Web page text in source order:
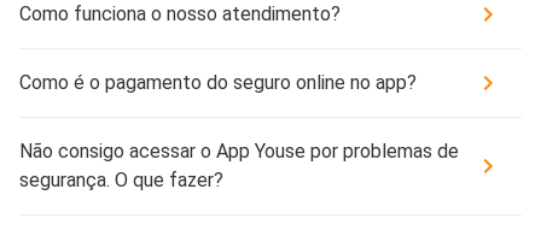
Como funciona o nosso atendimento?
Como é o pagamento do seguro online no app?
Não consigo acessar o App Youse por problemas de
segurança. O que fazer?